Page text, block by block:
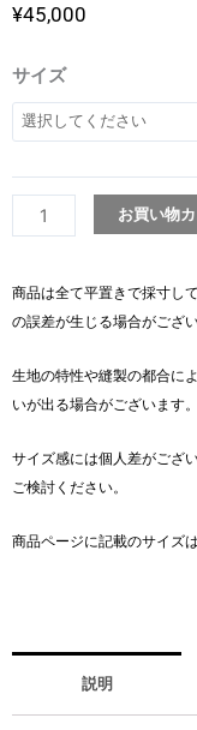
¥45,000
サイズ
ゴ
ー
ル
ラ
プ
ダ
ル
ジ
ト
お買い物
商品は全て平置きで採寸し
の誤差が生じる場合がござい
生地の特性や縫製の都合に
いが出る場合がございます。
サイズ感には個人差がござ
ご検討ください。
商品ページに記載のサイズ
説明